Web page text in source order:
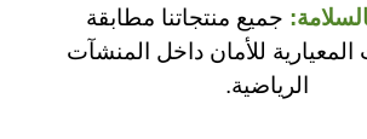
جميع منتجاتنا مطابقة
للأمان داخل المنشآت
الرياضية.